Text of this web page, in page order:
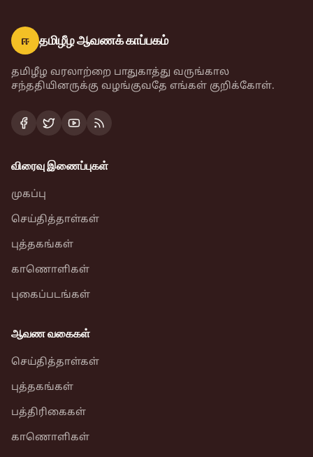
ஈ தமிழீழ ஆவணக் காப்பகம்
தமிழீழ வரலாற்றை பாதுகாத்து வருங்கால
சந்ததியினருக்கு வழங்குவதே எங்கள் குறிக்கோள்.
விரைவு இணைப்புகள்
முகப்பு
செய்தித்தாள்கள்
புத்தகங்கள்
காணொளிகள்
புகைப்படங்கள்
ஆவண வகைகள்
செய்தித்தாள்கள்
புத்தகங்கள்
பத்திரிகைகள்
காணொளிகள்